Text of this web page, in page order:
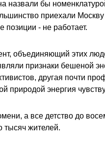
назвали бы
приехали Москву
позиции - не работает.
объединяющий этих
признаки бешеной
другая почти
природой энергия
а все детство до
тысяч жителей.